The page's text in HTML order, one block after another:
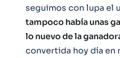
seguimos con lupa el
tampoco había unas
lo nuevo de la
convertida hoy día en